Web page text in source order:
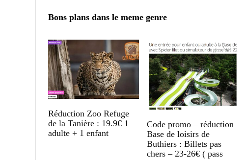
Bons plans dans le meme genre
Réduction Zoo Refuge
de la Tanière : 19.9€ 1
adulte + 1 enfant
Code promo – réduction
Base de loisirs de
Buthiers : Billets pas
chers – 23-26€ ( pass